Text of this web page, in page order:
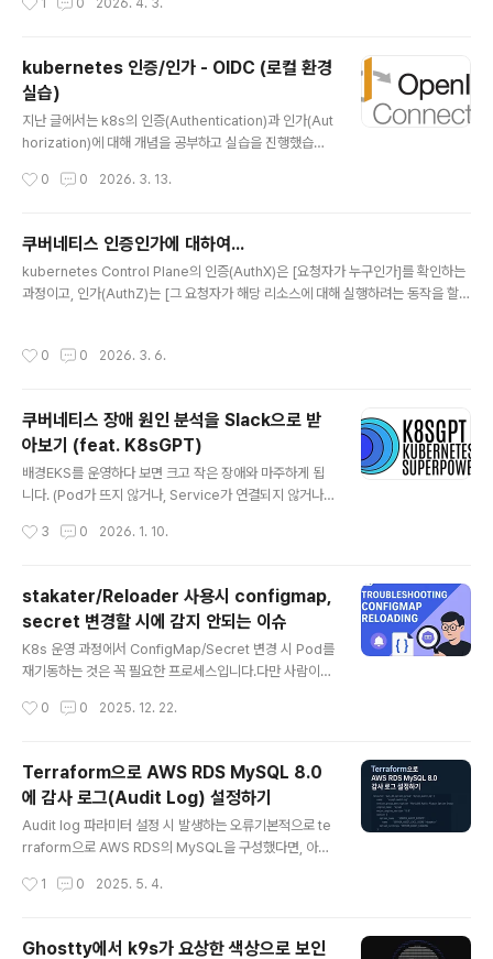
경이다보니 실무에서 사용하듯이 외부 `idP`를 통한 인증/
환경에서 `OIDC`를 설정하여 사용자(개발자)가 `kubec
tl` 명령어로 `EKS Cluster`에 접근할 때에 허용된 리소
스에 접근할 수 있는 실습을 진행해보겠습니다. 실습 실습
환경 다이어그램전체적인 다이어그램은 위와 같습니다. 1.
`kubectl get nodes` 실행 2. `kubelogin`이 `Dex`
irec..
1 0 2026. 4. 3.
kubernetes 인증/인가 - OIDC (로컬 환경
실습)
지난 글에서는 k8s의 인증(Authentication)과 인가(Aut
horization)에 대해 개념을 공부하고 실습을 진행했습니
에 접근하거나 Devops 엔지니어가 `cluster` 상태를 확
k8s에 접근하는 경우가 많습니다. 이때, k8s는 OIDC(O
penID Connect)를 이용하여 외부 인증 시스템과 연동할
수 있습니다. OIDC(OpenID Connect) `OIDC`는 `O
Auth 2.0` 기반의 인증 프로토콜 입니다. OAuth 2.0과
0 0 2026. 3. 13.
쿠버네티스 인증인가에 대하여...
kubernetes Control Plane의 인증(AuthX)은 [요청자가 누구인가]를 확인하는
과정이고, 인가(AuthZ)는 [그 요청자가 해당 리소스에 대해 실행하려는 동작을 할
태 코드가 반환됩니다. 이러한 쿠버네티스의 인증/인가를 직접 실습해보면서 알아보
bernetes clsuter를 생성하여 진행할 것 이기에, 해당 ..
0 0 2026. 3. 6.
쿠버네티스 장애 원인 분석을 Slack으로 받
아보기 (feat. K8sGPT)
배경EKS를 운영하다 보면 크고 작은 장애와 마주하게 됩
니다. (Pod가 뜨지 않거나, Service가 연결되지 않거나, I
니다.) 보통 `kubectl describe`. `kubectl logs`, po
파악합니다. 하지만 실제 운영 환경에서는 에러 원인은 여
러 리소스에 걸쳐 있고, 맥락을 종합해야 하는 경우가 많습
니다. AI를 활용해 Kubernetes 클러스터 운영을 조금 더
효율적으로 만들 수 없을까 고민하던 중, 문득 2024년 9
를 사용한다면 K8s..
3 0 2026. 1. 10.
stakater/Reloader 사용시 configmap,
secret 변경할 시에 감지 안되는 이슈
K8s 운영 과정에서 ConfigMap/Secret 변경 시 Pod를
재기동하는 것은 꼭 필요한 프로세스입니다.다만 사람이
checksum annotation(`checksum/config`) 방식으
아직 Helm을 도입하지 않았고(준비중), Kustomize를
활용하여 리소스를 관리하고 있기 때문에 오픈소스인 sta
kater/reloader를 도입해 ConfigMap/Secret 변경
시 워크로드를 자동으로 재배포하도록 운영하고 있습니다.
로 Pod가 재시작되지 ..
0 0 2025. 12. 22.
Terraform으로 AWS RDS MySQL 8.0
에 감사 로그(Audit Log) 설정하기
Audit log 파라미터 설정 시 발생하는 오류기본적으로 te
rraform으로 AWS RDS의 MySQL을 구성했다면, 아래
이벤트 설정parameter { name = "server_audit_ev
사용자(rdsadmin)parameter { name = "server_au
1 0 2025. 5. 4.
Ghostty에서 k9s가 요상한 색상으로 보인